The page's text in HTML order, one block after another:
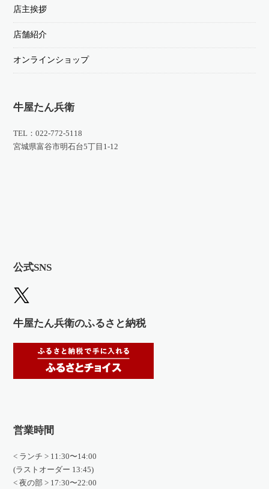
店主挨拶
店舗紹介
オンラインショップ
牛屋たん兵衛
TEL：022-772-5118
宮城県富谷市明石台5丁目1-12
公式SNS
牛屋たん兵衛のふるさと納税
営業時間
< ランチ > 11:30〜14:00
(ラストオーダー 13:45)
< 夜の部 > 17:30〜22:00